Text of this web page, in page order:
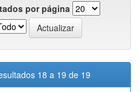
por página
18 a 19 de 19